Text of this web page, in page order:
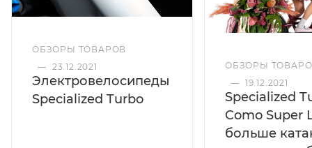
ОБЗОРЫ ТОВАРОВ
— 23.12.2021
Электровелосипеды
Specialized Turbo
ОБЗОРЫ
— 19.12.2021
Specialized
Como Super
больше